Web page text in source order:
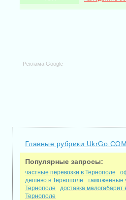
Реклама Google
Главные рубрики
Популярные запросы:
частные перевозки в Тернополе
дешево в Тернополе
таможенные
Тернополе
доставка малогабарит
Тернополе